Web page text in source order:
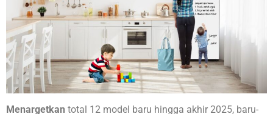
Menargetkan total 12 model baru hingga akhir 2025, baru-